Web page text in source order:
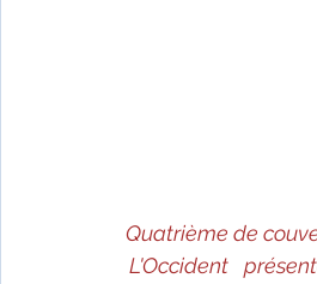
Quatrième de
L'Occident